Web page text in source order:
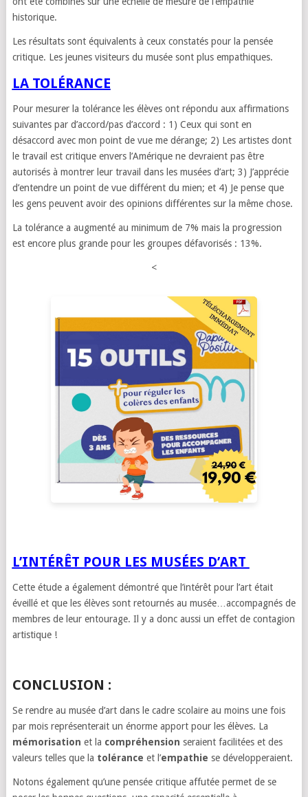
historique.
Les résultats sont équivalents à ceux constatés pour la pensée
critique. Les jeunes visiteurs du musée sont plus empathiques.
LA TOLÉRANCE
Pour mesurer la tolérance les élèves ont répondu aux affirmations
suivantes par d’accord/pas d’accord : 1) Ceux qui sont en
désaccord avec mon point de vue me dérange; 2) Les artistes dont
le travail est critique envers l’Amérique ne devraient pas être
autorisés à montrer leur travail dans les musées d’art; 3) J’apprécie
d’entendre un point de vue différent du mien; et 4) Je pense que
les gens peuvent avoir des opinions différentes sur la même chose.
La tolérance a augmenté au minimum de 7% mais la progression
est encore plus grande pour les groupes défavorisés : 13%.
<
L’INTÉRÊT POUR LES MUSÉES D’ART
Cette étude a également démontré que l’intérêt pour l’art était
éveillé et que les élèves sont retournés au musée…accompagnés de
membres de leur entourage. Il y a donc aussi un effet de contagion
artistique !
CONCLUSION :
Se rendre au musée d’art dans le cadre scolaire au moins une fois
par mois représenterait un énorme apport pour les élèves. La
mémorisation et la compréhension seraient facilitées et des
valeurs telles que la tolérance et l’empathie se développeraient.
Notons également qu’une pensée critique affutée permet de se